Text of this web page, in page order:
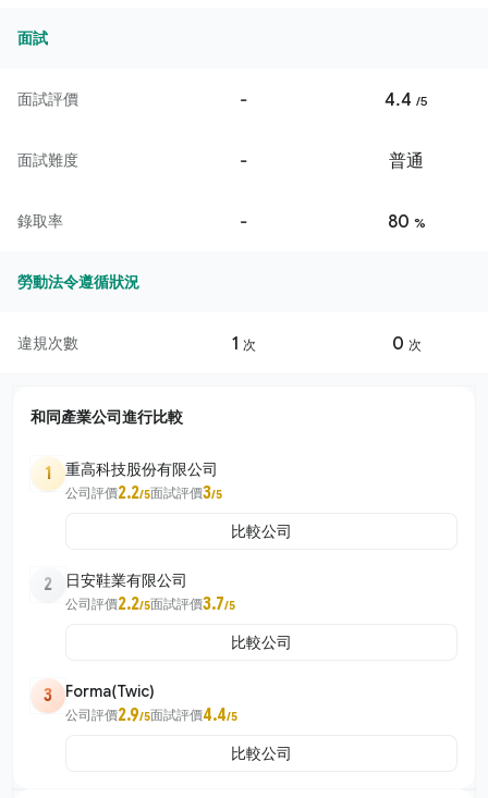
面試
面試評價 - 4.4 /5
面試難度 - 普通
錄取率 - 80 %
勞動法令遵循狀況
違規次數 1 次 0 次
和同產業公司進行比較
1 重高科技股份有限公司
公司評價2.2/5面試評價3/5
比較公司
2 日安鞋業有限公司
公司評價2.2/5面試評價3.7/5
比較公司
3 Forma(Twic)
公司評價2.9/5面試評價4.4/5
比較公司